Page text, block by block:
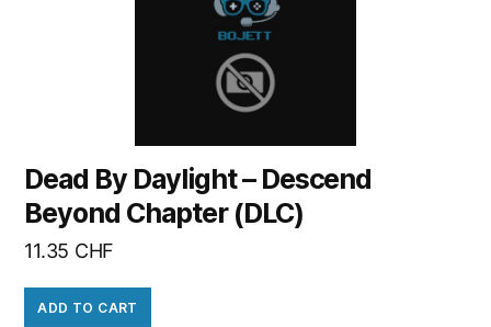
Dead By Daylight – Descend
Beyond Chapter (DLC)
11.35 CHF
ADD TO CART